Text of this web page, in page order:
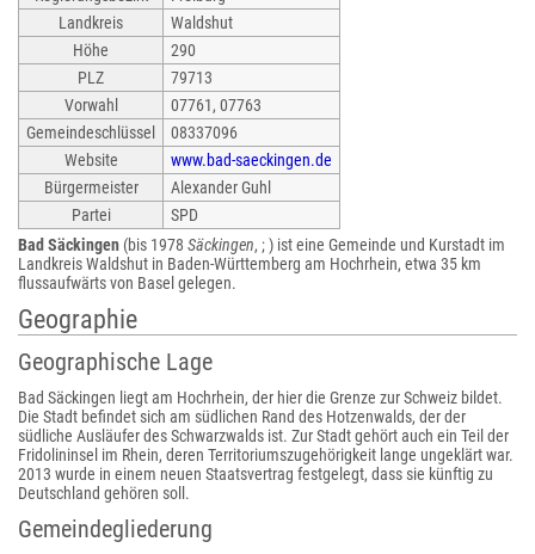
Landkreis
Waldshut
Höhe
290
PLZ
79713
Vorwahl
07761, 07763
Gemeindeschlüssel
08337096
Website
www.bad-saeckingen.de
Bürgermeister
Alexander Guhl
Partei
SPD
Bad Säckingen (bis 1978 Säckingen, ; ) ist eine Gemeinde und Kurstadt im
Landkreis Waldshut in Baden-Württemberg am Hochrhein, etwa 35 km
flussaufwärts von Basel gelegen.
Geographie
Geographische Lage
Bad Säckingen liegt am Hochrhein, der hier die Grenze zur Schweiz bildet.
Die Stadt befindet sich am südlichen Rand des Hotzenwalds, der der
südliche Ausläufer des Schwarzwalds ist. Zur Stadt gehört auch ein Teil der
Fridolininsel im Rhein, deren Territoriumszugehörigkeit lange ungeklärt war.
2013 wurde in einem neuen Staatsvertrag festgelegt, dass sie künftig zu
Deutschland gehören soll.
Gemeindegliederung